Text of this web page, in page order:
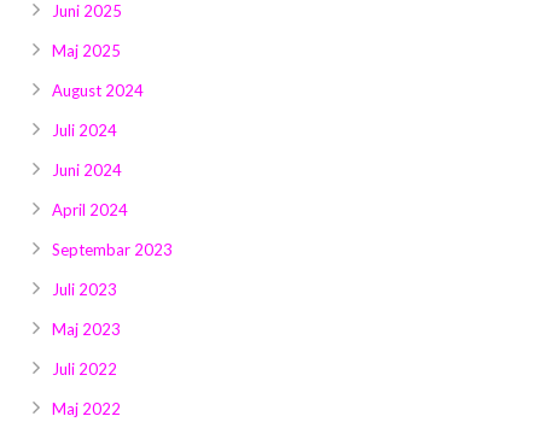
Juni 2025
Maj 2025
August 2024
Juli 2024
Juni 2024
April 2024
Septembar 2023
Juli 2023
Maj 2023
Juli 2022
Maj 2022